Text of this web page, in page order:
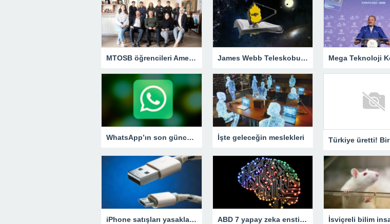
MTOSB öğrencileri Amerika’ya gitti James Webb Teleskobu’ndan yeni keşif
WhatsApp’ın son güncellemesi herkesi şaşırttı! İşte WhatsApp’tan şikayet etme özelliği İşte geleceğin meslekleri
iPhone satışları yasaklanabilir! AB, Apple’ı USB-C konusunda uyardı ABD 7 yapay zeka enstitüsü kuruyor